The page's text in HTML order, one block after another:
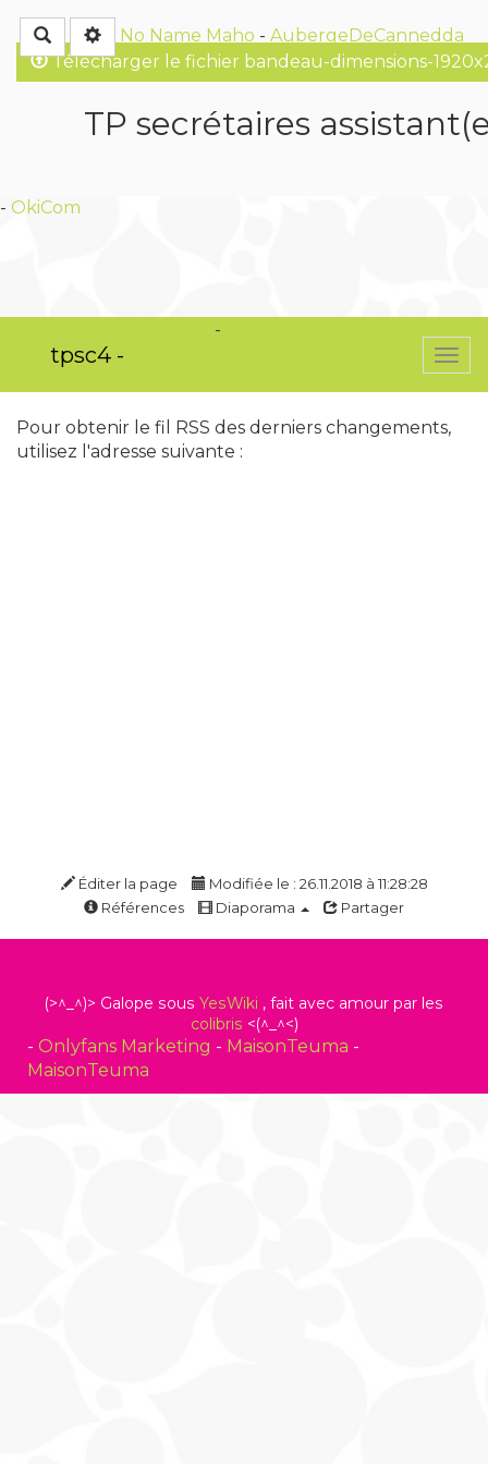
RechercherNo Name Maho - AubergeDeCannedda
Télécharger le fichier bandeau-dimensions-
TP secrétaires
- OkiCom
tpsc4 -
-
Pour obtenir le fil RSS des derniers changements,
utilisez l'adresse suivante :
Éditer la page
Modifiée le : 26.11.2018 à 11:28:28
Références
Diaporama Partager
(>^_^)> Galope sous YesWiki , fait avec amour par les
colibris <(^_^<)
- Onlyfans Marketing - MaisonTeuma -
MaisonTeuma